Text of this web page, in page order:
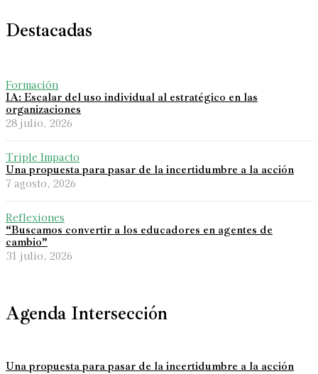
Destacadas
Formación
IA: Escalar del uso individual al estratégico en las
organizaciones
28 julio, 2026
Triple Impacto
Una propuesta para pasar de la incertidumbre a la acción
7 agosto, 2026
Reflexiones
“Buscamos convertir a los educadores en agentes de
cambio”
31 julio, 2026
Agenda Intersección
Una propuesta para pasar de la incertidumbre a la acción